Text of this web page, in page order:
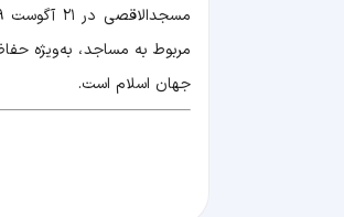
مربوط به مساجد، به‌ویژه
جهان اسلام است.